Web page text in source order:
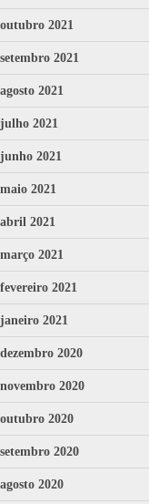
outubro 2021
setembro 2021
agosto 2021
julho 2021
junho 2021
maio 2021
abril 2021
março 2021
fevereiro 2021
janeiro 2021
dezembro 2020
novembro 2020
outubro 2020
setembro 2020
agosto 2020